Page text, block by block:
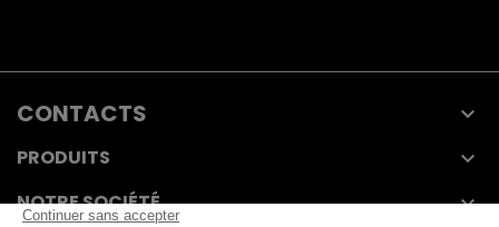
CONTACTS 
PRODUITS 
NOTRE SOCIÉTÉ 